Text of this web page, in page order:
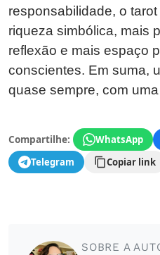
responsabilidade, o
riqueza simbólica, mais
reflexão e mais espaço
conscientes. Em suma,
quase sempre, com
Compartilhe: WhatsApp
Telegram
Copiar link
SOBRE A